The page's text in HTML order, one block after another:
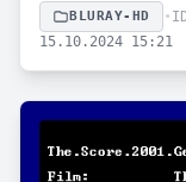
BLURAY-HD •
15.10.2024 15:21